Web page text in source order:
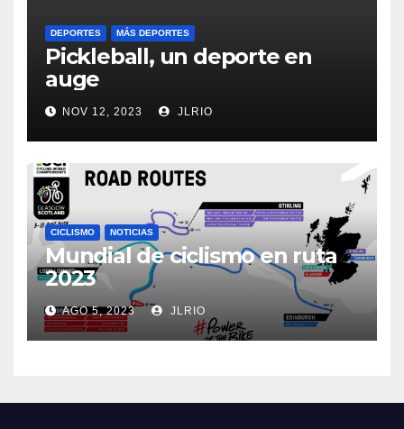
DEPORTES MÁS DEPORTES
Pickleball, un deporte en
auge
NOV 12, 2023 JLRIO
CICLISMO NOTICIAS
Mundial de ciclismo en ruta
2023
AGO 5, 2023 JLRIO